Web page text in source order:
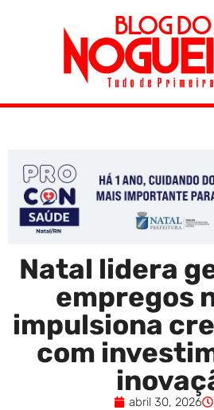
Natal lidera
empregos
impulsiona
com
abril 30, 2026